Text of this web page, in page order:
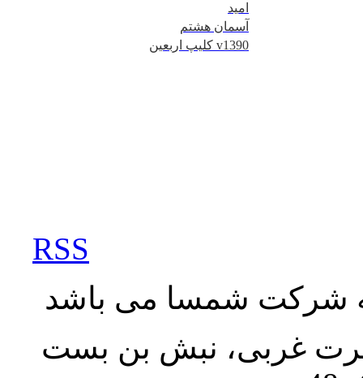
امید
آسمان هشتم
کلیپ اربعین v1390
RSS
شرکت شمسا می باشد
غربی، نبش بن بست